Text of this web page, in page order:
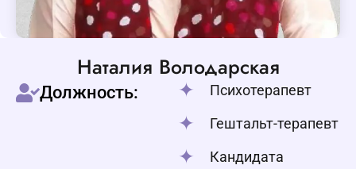
Наталия Володарская
Должность:
Психотерапевт
Гештальт-терапевт
Кандидата